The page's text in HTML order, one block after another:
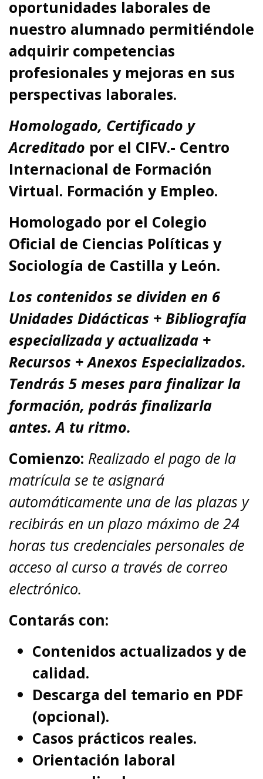
oportunidades laborales de
nuestro alumnado permitiéndole
adquirir competencias
profesionales y mejoras en sus
perspectivas laborales.
Homologado, Certificado y
Acreditado por el CIFV.- Centro
Internacional de Formación
Virtual. Formación y Empleo.
Homologado por el Colegio
Oficial de Ciencias Políticas y
Sociología de Castilla y León.
Los contenidos se dividen en 6
Unidades Didácticas + Bibliografía
especializada y actualizada +
Recursos + Anexos Especializados.
Tendrás 5 meses para finalizar la
formación, podrás finalizarla
antes. A tu ritmo.
Comienzo: Realizado el pago de la
matrícula se te asignará
automáticamente una de las plazas y
recibirás en un plazo máximo de 24
horas tus credenciales personales de
acceso al curso a través de correo
electrónico.
Contarás con:
Contenidos actualizados y de
calidad.
Descarga del temario en PDF
(opcional).
Casos prácticos reales.
Orientación laboral